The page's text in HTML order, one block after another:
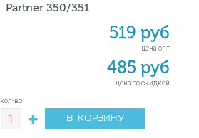
Partner 350/351
519 руб
цена опт
485 руб
цена со скидкой
кол-во
В КОРЗИНУ